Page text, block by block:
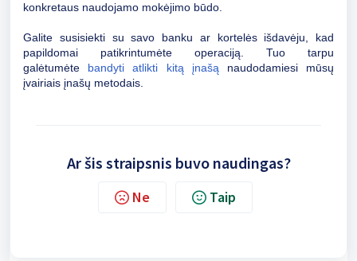
konkretaus naudojamo mokėjimo būdo.
Galite susisiekti su savo banku ar kortelės išdavėju, kad
papildomai patikrintumėte operaciją. Tuo tarpu
galėtumėte bandyti atlikti kitą įnašą naudodamiesi mūsų
įvairiais įnašų metodais.
Ar šis straipsnis buvo naudingas?
Ne Taip